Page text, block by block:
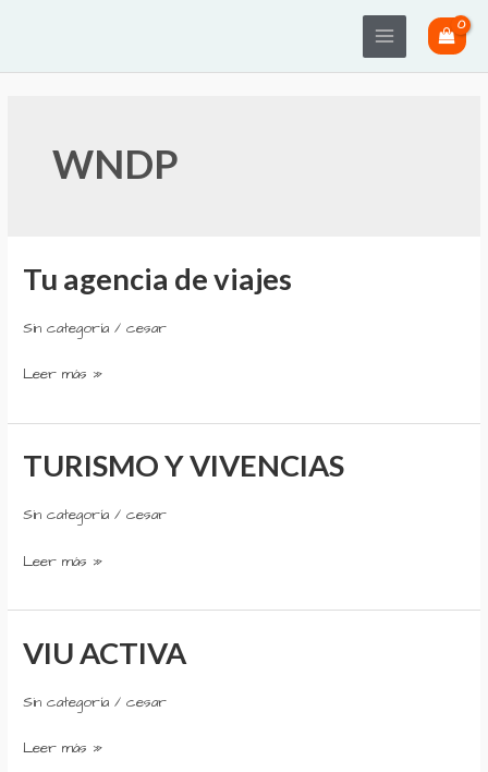
Main
Menu
WNDP
Tu agencia de viajes
Sin categoría /cesar
Tu
de
Leer más »
TURISMO Y VIVENCIAS
Sin categoría /cesar
TURISMO
VIVENCIAS
Leer más »
VIU ACTIVA
Sin categoría /cesar
VIU
Leer más »
entradas